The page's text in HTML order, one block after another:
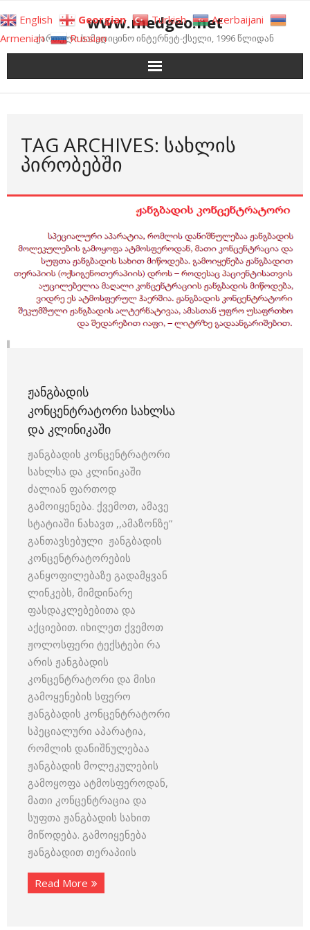
to
content
www.medgeo.net
ქართული სამედიცინო ინტერნეტ-ქსელი, 1996 წლიდან
TAG ARCHIVES: ᲡᲐᲮᲚᲘᲡ
ᲞᲘᲠᲝᲑᲔᲑᲨᲘ
ᲟᲐᲜᲒᲑᲐᲓᲘᲡ
ᲙᲝᲜᲪᲔᲜᲢᲠᲐᲢᲝᲠᲘ ᲡᲐᲮᲚᲡᲐ
ᲓᲐ ᲙᲚᲘᲜᲘᲙᲐᲨᲘ
ჟანგბადის კონცენტრატორი
სახლსა და კლინიკაში
ძალიან ფართოდ
გამოიყენება. ქვემოთ, ამავე
სტატიაში ნახავთ ,,ამაზონზე”
განთავსებული ჟანგბადის
კონცენტრატორების
განყოფილებაზე გადამყვან
ლინკებს, მიმდინარე
ფასდაკლებებითა და
აქციებით. იხილეთ ქვემოთ
ჟოლოსფერი ტექსტები რა
არის ჟანგბადის
კონცენტრატორი და მისი
გამოყენების სფერო
ჟანგბადის კონცენტრატორი
სპეციალური აპარატია,
რომლის დანიშნულებაა
ჟანგბადის მოლეკულების
გამოყოფა ატმოსფეროდან,
მათი კონცენტრაცია და
სუფთა ჟანგბადის სახით
მიწოდება. გამოიყენება
ჟანგბადით თერაპიის
Read More
English Georgian Turkish
Azerbaijani
Armenian
Russian